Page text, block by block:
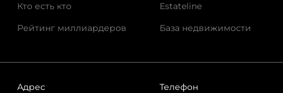
Кто есть кто
Рейтинг миллиардеров
Estateline
База недвижимости
Адрес
Телефон